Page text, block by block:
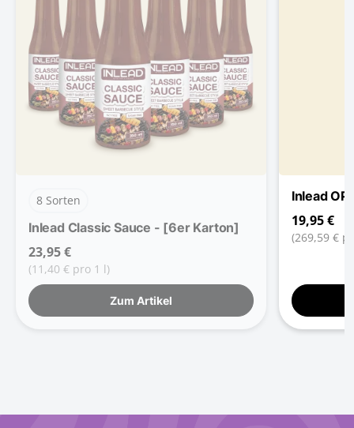
8 Sorten
Inlead Classic Sauce - [6er Karton]
23,95 €
(11,40 € pro 1 l)
Zum Artikel
Inlead
19,95 €
(269,59 €